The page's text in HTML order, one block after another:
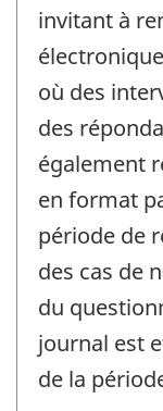
invitant à
où des
des
également
en format
période de
des cas de
du
journal est
de la